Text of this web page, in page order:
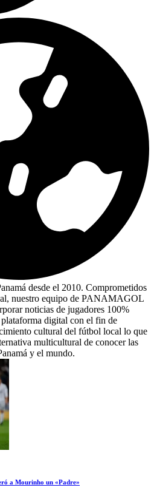
desde el 2010. Comprometidos
nuestro equipo de PANAMAGOL
noticias de jugadores 100%
digital con el fin de
cultural del fútbol local lo que
multicultural de conocer las
y el mundo.
a Mourinho un «Padre»